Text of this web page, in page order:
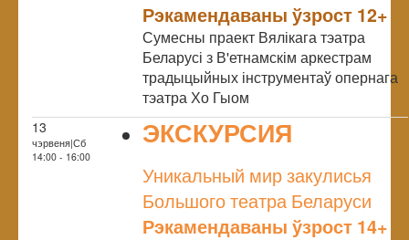
Рэкамендаваны ўзрост 12+
Сумесны праект Вялікага тэатра
Беларусі з В'етнамскім аркестрам
традыцыйных інструментаў опернага
тэатра Хо Гыом
13
чэрвеня|Сб
14:00 - 16:00
ЭКСКУРСИЯ
Уникальный мир закулисья
Большого театра Беларуси
Рэкамендаваны ўзрост 14+